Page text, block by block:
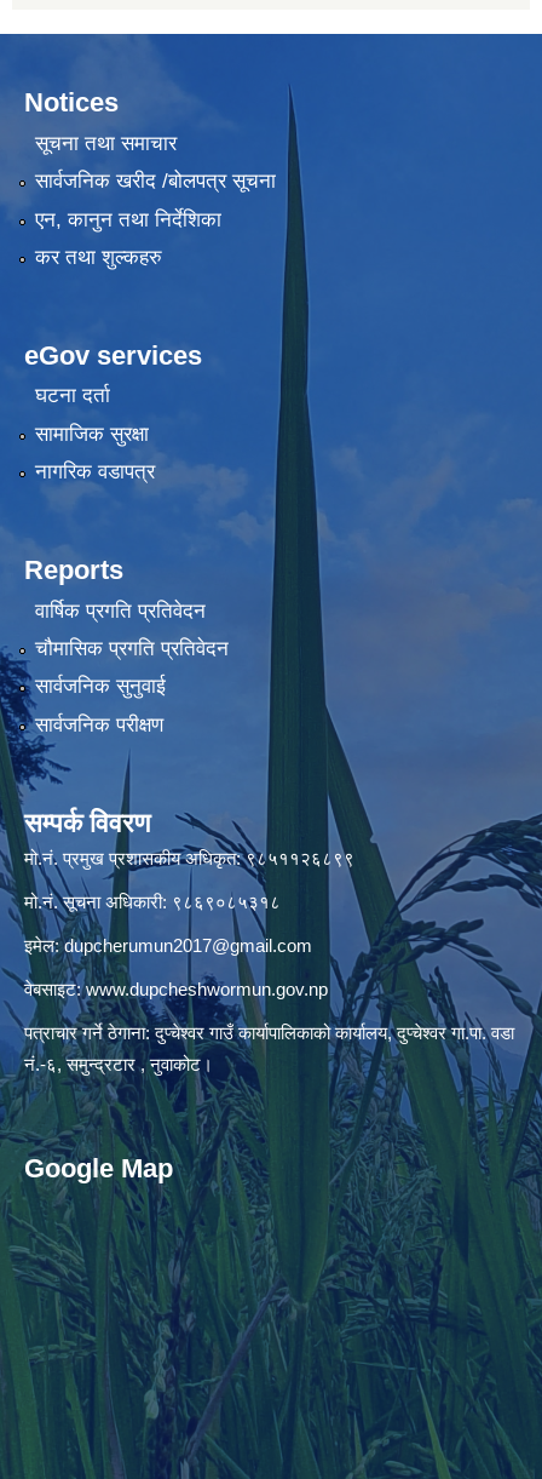
Notices
सूचना तथा समाचार
सार्वजनिक खरीद /बोलपत्र सूचना
एन, कानुन तथा निर्देशिका
कर तथा शुल्कहरु
eGov services
घटना दर्ता
सामाजिक सुरक्षा
नागरिक वडापत्र
Reports
वार्षिक प्रगति प्रतिवेदन
चौमासिक प्रगति प्रतिवेदन
सार्वजनिक सुनुवाई
सार्वजनिक परीक्षण
सम्पर्क विवरण
मो.नं. प्रमुख प्रशासकीय अधिकृत: ९८५११२६८९९
मो.नं. सूचना अधिकारी: ९८६९०८५३१८
इमेल:dupcherumun2017@gmail.com
वेबसाइट:www.dupcheshwormun.gov.np
पत्राचार गर्ने ठेगाना: दुप्चेश्वर गाउँ कार्यापालिकाको कार्यालय, दुप्चेश्वर गा.पा. वडा
नं.-६, समुन्द्रटार , नुवाकोट।
Google Map